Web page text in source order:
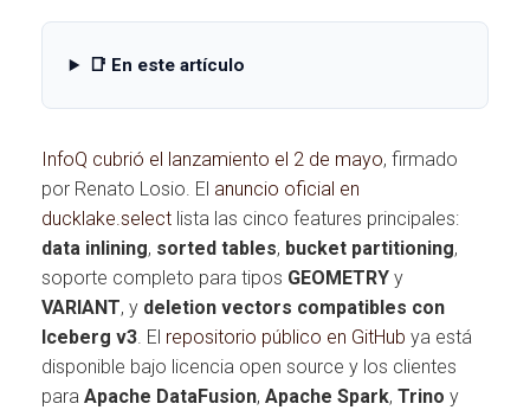
📑 En este artículo
InfoQ cubrió el lanzamiento el 2 de mayo, firmado
por Renato Losio. El anuncio oficial en
ducklake.select lista las cinco features principales:
data inlining, sorted tables, bucket partitioning,
soporte completo para tipos GEOMETRY y
VARIANT, y deletion vectors compatibles con
Iceberg v3. El repositorio público en GitHub ya está
disponible bajo licencia open source y los clientes
para Apache DataFusion, Apache Spark, Trino y